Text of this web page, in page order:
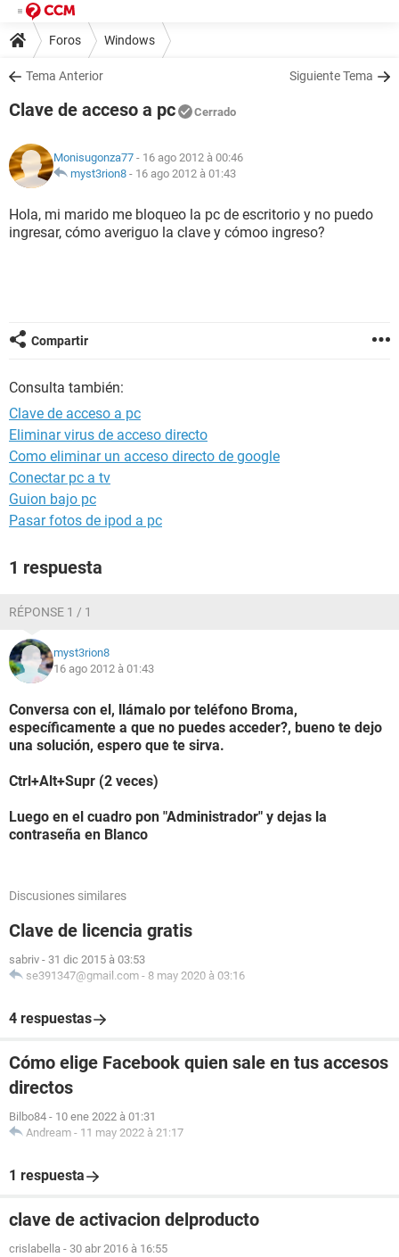
Foros Windows
Tema Anterior Siguiente Tema
Clave de acceso a pc Cerrado
Monisugonza77 - 16 ago 2012 à 00:46
myst3rion8 - 16 ago 2012 à 01:43
Hola, mi marido me bloqueo la pc de escritorio y no puedo
ingresar, cómo averiguo la clave y cómoo ingreso?
Compartir
Consulta también:
Clave de acceso a pc
Eliminar virus de acceso directo
Como eliminar un acceso directo de google
Conectar pc a tv
Guion bajo pc
Pasar fotos de ipod a pc
1 respuesta
RÉPONSE 1 / 1
myst3rion8
16 ago 2012 à 01:43
Conversa con el, llámalo por teléfono Broma,
específicamente a que no puedes acceder?, bueno te dejo
una solución, espero que te sirva.
Ctrl+Alt+Supr (2 veces)
Luego en el cuadro pon "Administrador" y dejas la
contraseña en Blanco
Discusiones similares
Clave de licencia gratis
sabriv - 31 dic 2015 à 03:53
se391347@gmail.com - 8 may 2020 à 03:16
4 respuestas
Cómo elige Facebook quien sale en tus accesos
directos
Bilbo84 - 10 ene 2022 à 01:31
Andream - 11 may 2022 à 21:17
1 respuesta
clave de activacion delproducto
crislabella - 30 abr 2016 à 16:55